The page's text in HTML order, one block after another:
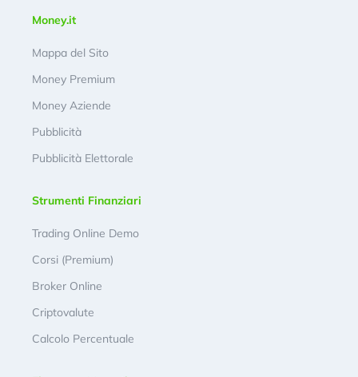
Money.it
Mappa del Sito
Money Premium
Money Aziende
Pubblicità
Pubblicità Elettorale
Strumenti Finanziari
Trading Online Demo
Corsi (Premium)
Broker Online
Criptovalute
Calcolo Percentuale